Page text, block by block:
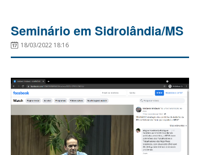
Seminário em Sidrolândia/MS
18/03/2022 18:16